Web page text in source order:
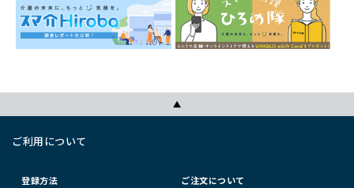
ご利用について
登録方法 ご注文について